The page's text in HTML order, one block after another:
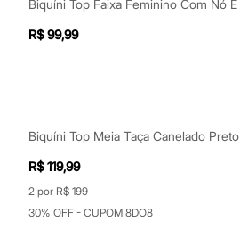
City
Clock House
Mindset
Calçados
Shorts e Bermudas
Tops
Moda íntima
Calcinhas
R$ 99,99
Biquíni Top Meia Taça Canelado Preto
R$ 119,99
2 por R$ 199
30% OFF - CUPOM 8DO8